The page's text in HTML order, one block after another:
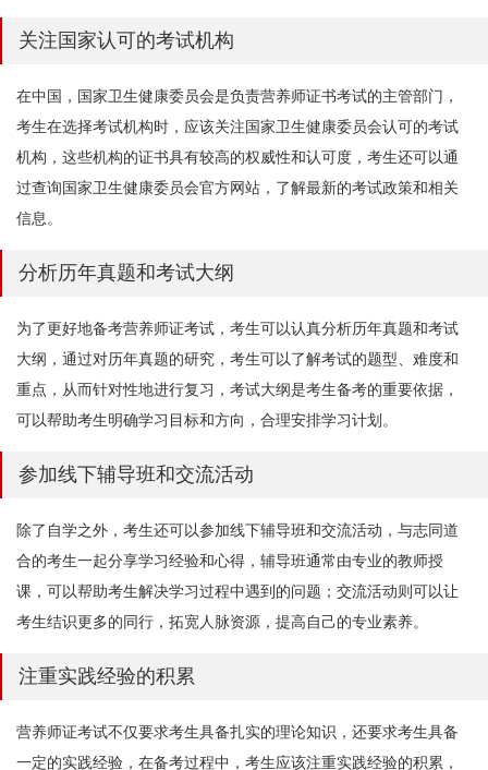
关注国家认可的考试机构
在中国，国家卫生健康委员会是负责营养师证书考试的主管部门，
考生在选择考试机构时，应该关注国家卫生健康委员会认可的考试
机构，这些机构的证书具有较高的权威性和认可度，考生还可以通
过查询国家卫生健康委员会官方网站，了解最新的考试政策和相关
信息。
分析历年真题和考试大纲
为了更好地备考营养师证考试，考生可以认真分析历年真题和考试
大纲，通过对历年真题的研究，考生可以了解考试的题型、难度和
重点，从而针对性地进行复习，考试大纲是考生备考的重要依据，
可以帮助考生明确学习目标和方向，合理安排学习计划。
参加线下辅导班和交流活动
除了自学之外，考生还可以参加线下辅导班和交流活动，与志同道
合的考生一起分享学习经验和心得，辅导班通常由专业的教师授
课，可以帮助考生解决学习过程中遇到的问题；交流活动则可以让
考生结识更多的同行，拓宽人脉资源，提高自己的专业素养。
注重实践经验的积累
营养师证考试不仅要求考生具备扎实的理论知识，还要求考生具备
一定的实践经验，在备考过程中，考生应该注重实践经验的积累，